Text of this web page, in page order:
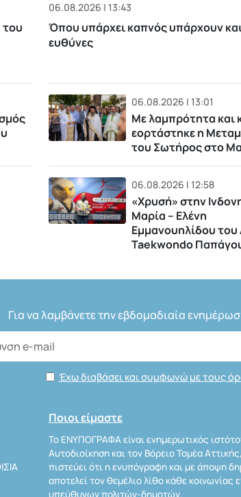
του
06.08.2026 | 13:43
Όπου υπάρχει καπνός υπάρχουν
ευθύνες
06.08.2026 | 13:01
Με λαμπρότητα και
εορτάστηκε η
του Σωτήρος στο
06.08.2026 | 12:58
«Χρυσή» στην
Μαρία – Ελένη
Εμμανουηλίδου του
Taekwondo
Για να λαμβάνετε την εβδομαδιαία
Έχω διαβάσει και συμφωνώ με τους
Ποιοι είμαστε
Το ΕΝΥΠΟΓΡΑΦΑ είναι ενημερωτικός
Αυτοδιοίκηση και τον Βόρειο Τομέα
πιστεύει ότι η ενυπόγραφη και με άποψη
αποτελεί τον θεμέλιο λίθο κάθε κοινωνίας
υπεύθυνων πολιτών-δημοτών.